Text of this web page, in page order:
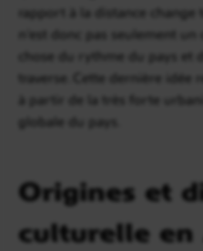
rapport à la distance change
n’est donc pas seulement
chose du rythme du pays et
traverse. Cette dernière idée
à partir de la très forte
globale du pays.
Origines et
culturelle